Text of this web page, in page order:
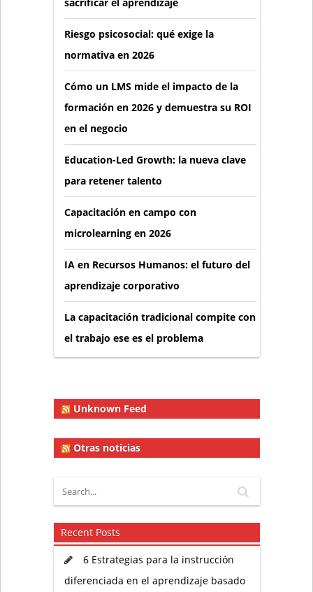
Riesgo psicosocial: qué exige la
normativa en 2026
Cómo un LMS mide el impacto de la
formación en 2026 y demuestra su ROI
en el negocio
Education-Led Growth: la nueva clave
para retener talento
Capacitación en campo con
microlearning en 2026
IA en Recursos Humanos: el futuro del
aprendizaje corporativo
La capacitación tradicional compite con
el trabajo ese es el problema
Unknown Feed
Otras noticias
Recent Posts
6 Estrategias para la instrucción
diferenciada en el aprendizaje basado